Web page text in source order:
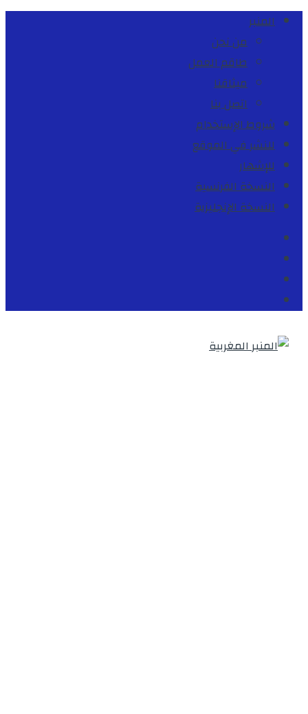
المنبر
من نحن
طاقم العمل
ميثاقنا
اتصل بنا
شروط الإستخدام
للنشر في الموقع
للإشهار
النسخة الفرنسية
النسخة الإنجليزية